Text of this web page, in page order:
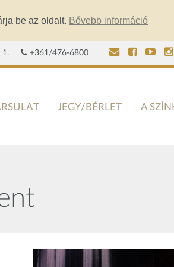
be az oldalt. Bővebb információ
1. +361/476-6800
JEGY/BÉRLET A